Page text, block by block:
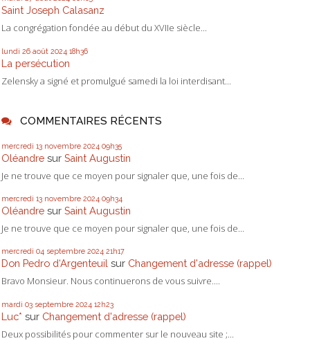
Saint Joseph Calasanz
La congrégation fondée au début du XVIIe siècle...
lundi 26 août 2024 18h36
La persécution
Zelensky a signé et promulgué samedi la loi interdisant...
COMMENTAIRES RÉCENTS
mercredi 13 novembre 2024 09h35
Oléandre sur Saint Augustin
Je ne trouve que ce moyen pour signaler que, une fois de...
mercredi 13 novembre 2024 09h34
Oléandre sur Saint Augustin
Je ne trouve que ce moyen pour signaler que, une fois de...
mercredi 04 septembre 2024 21h17
Don Pedro d‘Argenteuil sur Changement d'adresse (rappel)
Bravo Monsieur. Nous continuerons de vous suivre....
mardi 03 septembre 2024 12h23
Luc* sur Changement d'adresse (rappel)
Deux possibilités pour commenter sur le nouveau site ;...